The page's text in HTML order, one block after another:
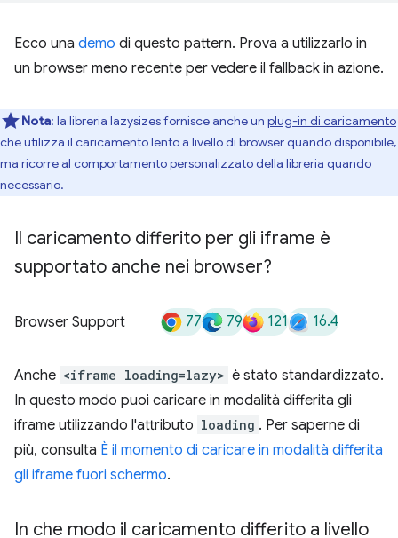
Ecco una demo di questo pattern. Prova a utilizzarlo in
un browser meno recente per vedere il fallback in azione.
Nota: la libreria lazysizes fornisce anche un plug-in di caricamento
che utilizza il caricamento lento a livello di browser quando disponibile,
ma ricorre al comportamento personalizzato della libreria quando
necessario.
Il caricamento differito per gli iframe è
supportato anche nei browser?
Browser Support 77 79 121 16.4
Anche <iframe loading=lazy> è stato standardizzato.
In questo modo puoi caricare in modalità differita gli
iframe utilizzando l'attributo loading . Per saperne di
più, consulta È il momento di caricare in modalità differita
gli iframe fuori schermo.
In che modo il caricamento differito a livello